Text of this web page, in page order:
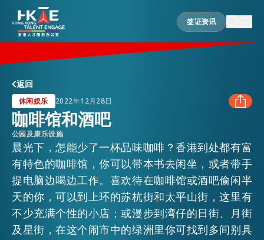
签证资讯
签证资讯
香港优势
居港须知
人才支援
就业资讯
返回
休闲娱乐 2022年12月28日
LINKEDIN
WHATSAPP
咖啡馆和酒吧
公园及康乐设施
晨光下，怎能少了一杯品味咖啡？香港到处都有富
有特色的咖啡馆，你可以带本书去闲坐，或者带手
提电脑边喝边工作。喜欢待在咖啡馆或酒吧偷闲半
天的你，可以到上环的苏杭街和太平山街，这里有
不少充满个性的小店；或漫步到湾仔的日街、月街
及星街，在这个闹市中的绿洲里你可找到多间别具